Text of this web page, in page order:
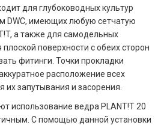
для глубоководных культур
имеющих любую сетчатую
а также для самодельных
поверхности с обеих сторон
фитинги. Точки прокладки
расположение всех
их запутывания и засорения.
использование ведра PLANT!T 20
С помощью данной установки